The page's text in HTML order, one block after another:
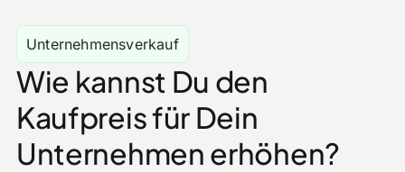
Unternehmensverkauf
Wie kannst Du den
Kaufpreis für Dein
Unternehmen erhöhen?